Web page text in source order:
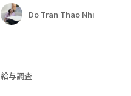
Do Tran Thao Nhi
給与調査